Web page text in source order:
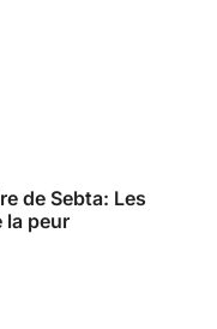
de Sebta: Les
la peur